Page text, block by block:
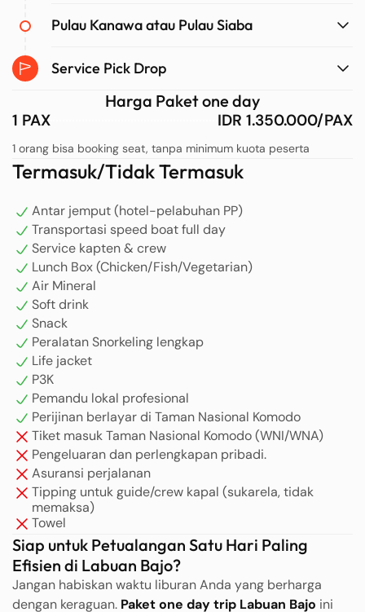
Pulau Kanawa atau Pulau Siaba
Service Pick Drop
Harga Paket one day
1 PAX
IDR 1.350.000/PAX
1 orang bisa booking seat, tanpa minimum kuota peserta
Termasuk/Tidak Termasuk
Antar jemput (hotel-pelabuhan PP)
Transportasi speed boat full day
Service kapten & crew
Lunch Box (Chicken/Fish/Vegetarian)
Air Mineral
Soft drink
Snack
Peralatan Snorkeling lengkap
Life jacket
P3K
Pemandu lokal profesional
Perijinan berlayar di Taman Nasional Komodo
Tiket masuk Taman Nasional Komodo (WNI/WNA)
Pengeluaran dan perlengkapan pribadi.
Asuransi perjalanan
Tipping untuk guide/crew kapal (sukarela, tidak
memaksa)
Towel
Siap untuk Petualangan Satu Hari Paling
Efisien di Labuan Bajo?
Jangan habiskan waktu liburan Anda yang berharga
dengan keraguan. Paket one day trip Labuan Bajo ini